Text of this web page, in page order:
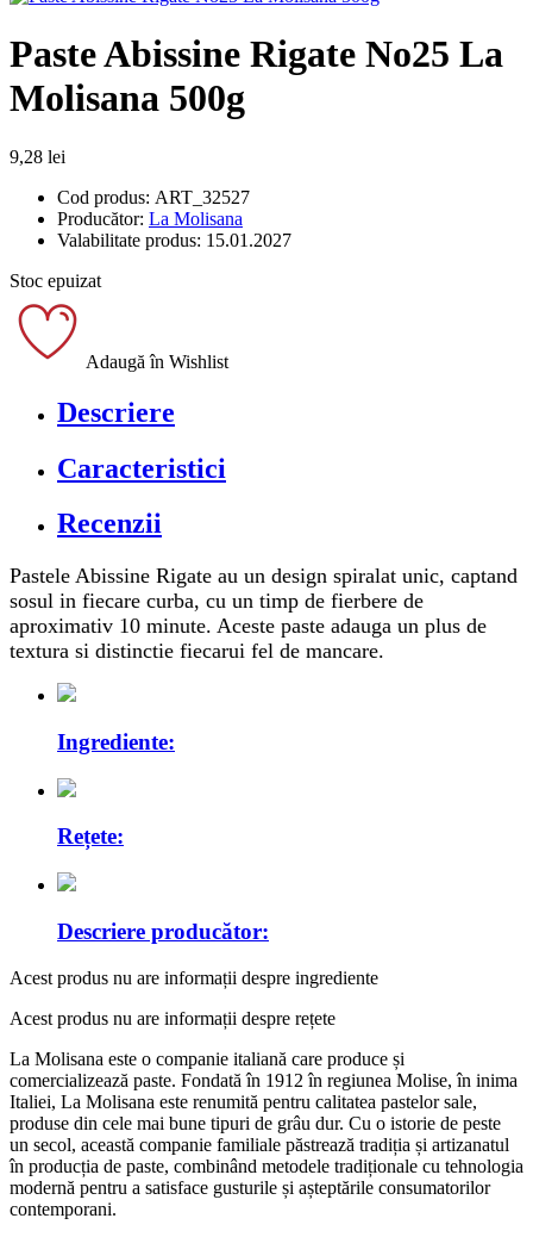
Paste Abissine Rigate No25 La
Molisana 500g
9,28 lei
Cod produs: ART_32527
Producător: La Molisana
Valabilitate produs: 15.01.2027
Stoc epuizat
Adaugă în Wishlist
Descriere
Caracteristici
Recenzii
Pastele Abissine Rigate au un design spiralat unic, captand
sosul in fiecare curba, cu un timp de fierbere de
aproximativ 10 minute. Aceste paste adauga un plus de
textura si distinctie fiecarui fel de mancare.
Ingrediente:
Rețete:
Descriere producător:
Acest produs nu are informații despre ingrediente
Acest produs nu are informații despre rețete
La Molisana este o companie italiană care produce și
comercializează paste. Fondată în 1912 în regiunea Molise, în inima
Italiei, La Molisana este renumită pentru calitatea pastelor sale,
produse din cele mai bune tipuri de grâu dur. Cu o istorie de peste
un secol, această companie familiale păstrează tradiția și artizanatul
în producția de paste, combinând metodele tradiționale cu tehnologia
modernă pentru a satisface gusturile și așteptările consumatorilor
contemporani.